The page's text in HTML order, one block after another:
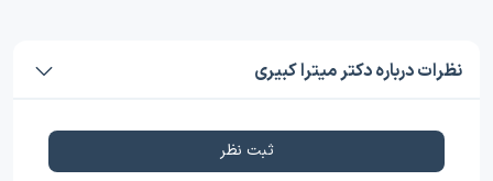
نظرات درباره دکتر میترا کبیری
ثبت نظر